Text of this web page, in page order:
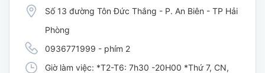
Số 13 đường Tôn Đức Thắng - P. An Biên - TP Hải
Phòng
0936771999 - phím 2
Giờ làm việc: *T2-T6: 7h30 -20H00 *Thứ 7, CN,